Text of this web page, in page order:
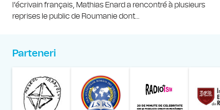
l’écrivain français, Mathias Enard a rencontré à plusieurs
reprises le public de Roumanie dont...
Parteneri